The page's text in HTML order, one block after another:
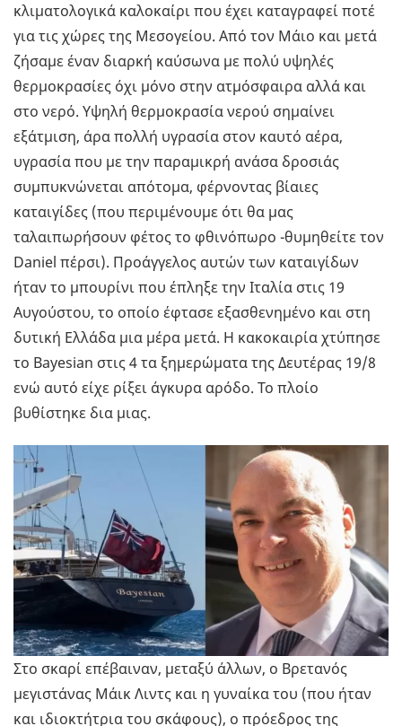
κλιματολογικά καλοκαίρι που έχει καταγραφεί ποτέ
για τις χώρες της Μεσογείου. Από τον Μάιο και μετά
ζήσαμε έναν διαρκή καύσωνα με πολύ υψηλές
θερμοκρασίες όχι μόνο στην ατμόσφαιρα αλλά και
στο νερό. Υψηλή θερμοκρασία νερού σημαίνει
εξάτμιση, άρα πολλή υγρασία στον καυτό αέρα,
υγρασία που με την παραμικρή ανάσα δροσιάς
συμπυκνώνεται απότομα, φέρνοντας βίαιες
καταιγίδες (που περιμένουμε ότι θα μας
ταλαιπωρήσουν φέτος το φθινόπωρο -θυμηθείτε τον
Daniel πέρσι). Προάγγελος αυτών των καταιγίδων
ήταν το μπουρίνι που έπληξε την Ιταλία στις 19
Αυγούστου, το οποίο έφτασε εξασθενημένο και στη
δυτική Ελλάδα μια μέρα μετά. Η κακοκαιρία χτύπησε
το Bayesian στις 4 τα ξημερώματα της Δευτέρας 19/8
ενώ αυτό είχε ρίξει άγκυρα αρόδο. Το πλοίο
βυθίστηκε δια μιας.
Στο σκαρί επέβαιναν, μεταξύ άλλων, ο Βρετανός
μεγιστάνας Μάικ Λιντς και η γυναίκα του (που ήταν
και ιδιοκτήτρια του σκάφους), ο πρόεδρος της